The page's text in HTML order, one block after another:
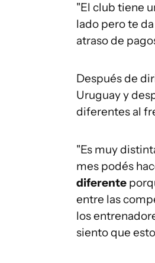
"El club tiene
lado pero te
atraso de
Después de
Uruguay y
diferentes al
"Es muy
mes podés
diferente
entre las
los
siento que